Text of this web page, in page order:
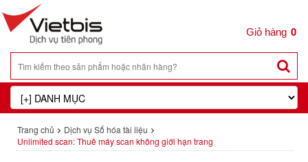
0
Trang chủ
Dịch vụ Số hóa tài liệu
Unlimited scan: Thuê máy scan không giới hạn trang